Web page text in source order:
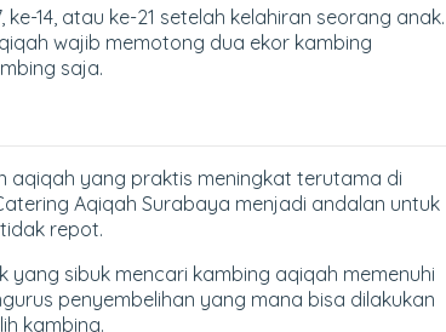
14, atau ke-21 setelah kelahiran seorang anak.
wajib memotong dua ekor kambing
saja.
aqiqah yang praktis meningkat terutama di
Aqiqah Surabaya menjadi andalan untuk
repot.
sibuk mencari kambing aqiqah memenuhi
penyembelihan yang mana bisa dilakukan
kambing.